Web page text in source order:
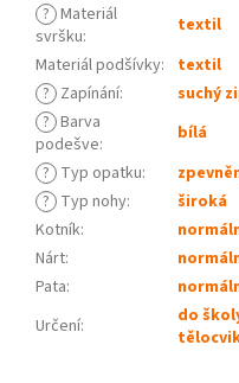
? Materiál
svršku:
textil
Materiál podšívky:
textil
? Zapínání:
suchý
? Barva
podešve:
bílá
? Typ opatku:
? Typ nohy:
široká
Kotník:
Nárt:
Pata:
Určení: do